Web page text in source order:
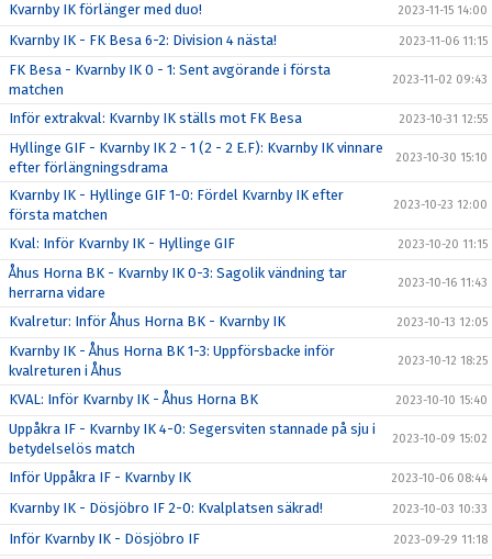
Kvarnby IK förlänger med duo! 2023-11-15 14:00
Kvarnby IK - FK Besa 6-2: Division 4 nästa! 2023-11-06 11:15
FK Besa - Kvarnby IK 0 - 1: Sent avgörande i första
matchen
2023-11-02 09:43
Inför extrakval: Kvarnby IK ställs mot FK Besa 2023-10-31 12:55
Hyllinge GIF - Kvarnby IK 2 - 1 (2 - 2 E.F): Kvarnby IK vinnare
efter förlängningsdrama
2023-10-30 15:10
Kvarnby IK - Hyllinge GIF 1-0: Fördel Kvarnby IK efter
första matchen
2023-10-23 12:00
Kval: Inför Kvarnby IK - Hyllinge GIF 2023-10-20 11:15
Åhus Horna BK - Kvarnby IK 0-3: Sagolik vändning tar
herrarna vidare
2023-10-16 11:43
Kvalretur: Inför Åhus Horna BK - Kvarnby IK 2023-10-13 12:05
Kvarnby IK - Åhus Horna BK 1-3: Uppförsbacke inför
kvalreturen i Åhus
2023-10-12 18:25
KVAL: Inför Kvarnby IK - Åhus Horna BK 2023-10-10 15:40
Uppåkra IF - Kvarnby IK 4-0: Segersviten stannade på sju i
betydelselös match
2023-10-09 15:02
Inför Uppåkra IF - Kvarnby IK 2023-10-06 08:44
Kvarnby IK - Dösjöbro IF 2-0: Kvalplatsen säkrad! 2023-10-03 10:33
Inför Kvarnby IK - Dösjöbro IF 2023-09-29 11:18